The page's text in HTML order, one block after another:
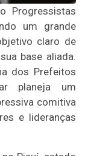
Progressistas
um grande
claro de
base aliada.
dos Prefeitos
planeja um
comitiva
e lideranças